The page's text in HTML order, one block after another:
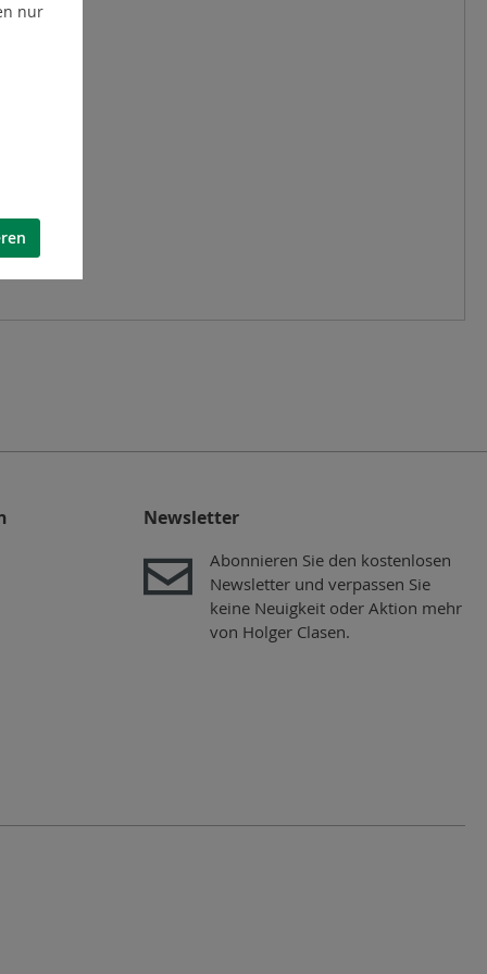
Newsletter
Abonnieren Sie den kostenlosen
Newsletter und verpassen Sie
keine Neuigkeit oder Aktion mehr
von Holger Clasen.
nur